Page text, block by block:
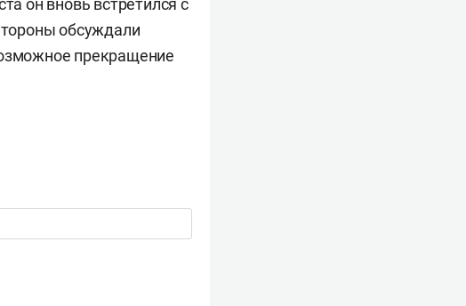
он вновь встретился с
обсуждали
прекращение